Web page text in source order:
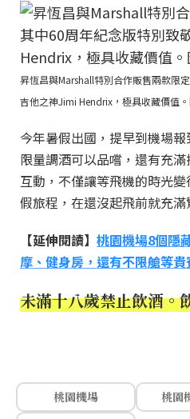
昇恆昌與Marshall特別合作販售兩款限
吉他之神Jimi Hendrix，極具收藏價值
今年暑假出國，提早到機場
限量調酒可以品嚐，還有充
互動，不僅讓等飛機的時光
假旅程，在還沒起飛前就充滿
【延伸閱讀】 桃園機場8個隱
摩、健身房，還有不限艙等貴
未滿十八歲禁止飲酒。
桃園機場
桃園